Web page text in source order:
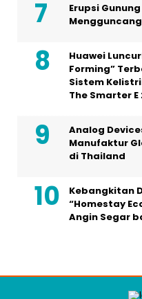
Erupsi
Huawei
Forming”
Sistem
The Smarter E
Analog
Manufaktur
di Thailand
Kebangkitan
“Homestay
Angin Segar